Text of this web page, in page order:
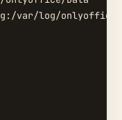
var/log/onlyoffice